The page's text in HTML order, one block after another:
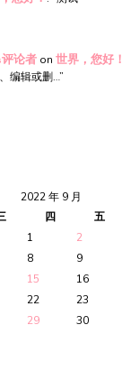
论者 on 世界，您好！
编辑或删…”
2022 年 9 月
四 五
1
2
8 9
15 16
22 23
29 30